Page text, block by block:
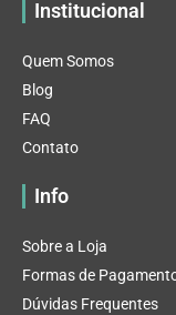
Institucional
Quem Somos
Blog
FAQ
Contato
Info
Sobre a Loja
Formas de
Dúvidas Frequentes